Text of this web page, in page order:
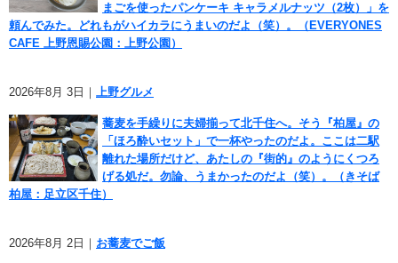
まごを使ったパンケーキ キャラメルナッツ（2枚）」を
頼んでみた。どれもがハイカラにうまいのだよ（笑）。（EVERYONES
CAFE 上野恩賜公園：上野公園）
2026年8月 3日｜ 上野グルメ
蕎麦を手繰りに夫婦揃って北千住へ。そう『柏屋』の
「ほろ酔いセット」で一杯やったのだよ。ここは二駅
離れた場所だけど、あたしの『街的』のようにくつろ
げる処だ。勿論、うまかったのだよ（笑）。（きそば
柏屋：足立区千住）
2026年8月 2日｜ お蕎麦でご飯